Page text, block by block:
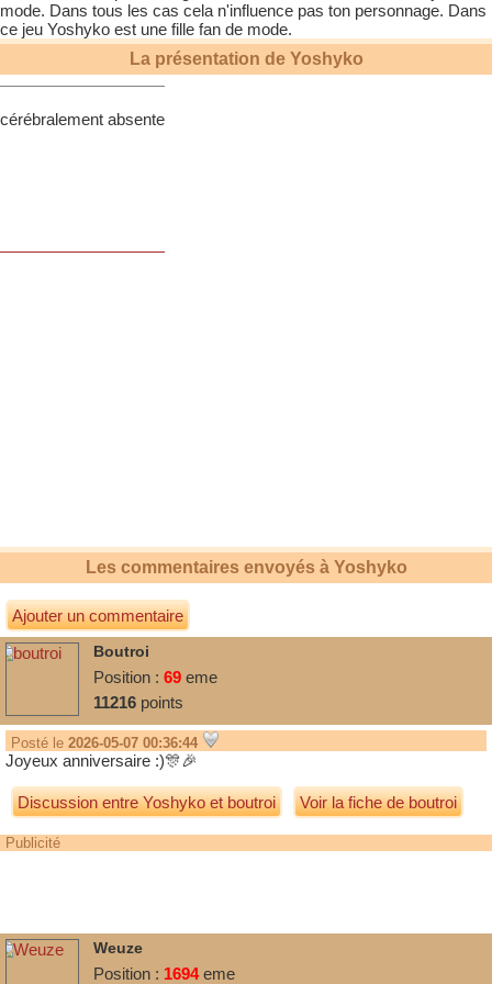
mode. Dans tous les cas cela n'influence pas ton personnage. Dans
ce jeu Yoshyko est une fille fan de mode.
La présentation de Yoshyko
cérébralement absente
Les commentaires envoyés à Yoshyko
Ajouter un commentaire
Boutroi
Position : 69 eme
11216 points
Posté le 2026-05-07 00:36:44
Joyeux anniversaire :)🎊🎉
Discussion entreYoshykoetboutroi Voir la fiche de boutroi
Publicité
Weuze
Position : 1694eme